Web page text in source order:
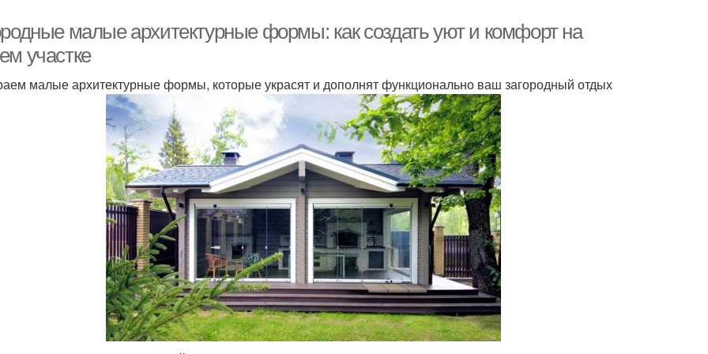
малые архитектурные формы: как создать уют и комфорт на
участке
малые архитектурные формы, которые украсят и дополнят функционально ваш загородный отдых